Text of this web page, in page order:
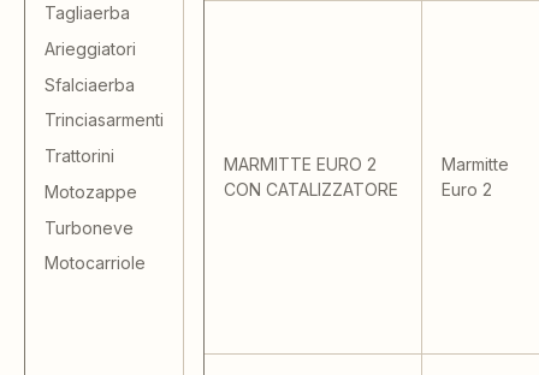
Tagliaerba
Arieggiatori
Sfalciaerba
Trinciasarmenti
Trattorini
Motozappe
Turboneve
Motocarriole
MARMITTE EURO 2
CON CATALIZZATORE
Marmitte
Euro 2